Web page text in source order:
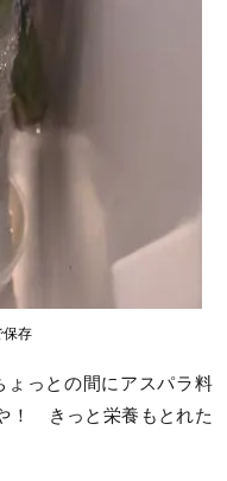
保存
ょっとの間にアスパラ料
！ きっと栄養もとれた